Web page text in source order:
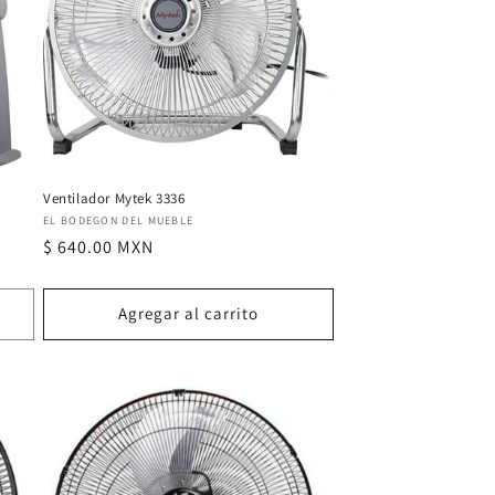
Ventilador Mytek 3336
Proveedor:
EL BODEGON DEL MUEBLE
Precio
$ 640.00 MXN
Agregar al carrito